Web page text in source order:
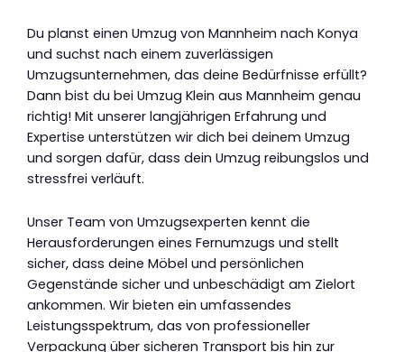
Du planst einen Umzug von Mannheim nach Konya
und suchst nach einem zuverlässigen
Umzugsunternehmen, das deine Bedürfnisse erfüllt?
Dann bist du bei Umzug Klein aus Mannheim genau
richtig! Mit unserer langjährigen Erfahrung und
Expertise unterstützen wir dich bei deinem Umzug
und sorgen dafür, dass dein Umzug reibungslos und
stressfrei verläuft.
Unser Team von Umzugsexperten kennt die
Herausforderungen eines Fernumzugs und stellt
sicher, dass deine Möbel und persönlichen
Gegenstände sicher und unbeschädigt am Zielort
ankommen. Wir bieten ein umfassendes
Leistungsspektrum, das von professioneller
Verpackung über sicheren Transport bis hin zur